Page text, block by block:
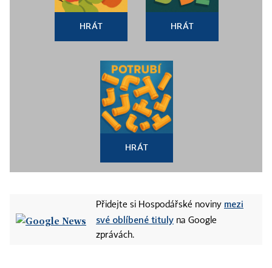
HRÁT HRÁT
HRÁT
Přidejte si Hospodářské noviny mezi
své oblíbené tituly na Google
zprávách.